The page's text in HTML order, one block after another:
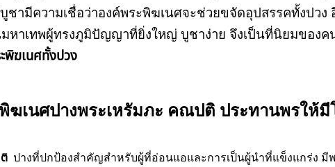
ามีความเชื่อว่าองค์พระพิฆเนศจะช่วยขจัดอุปสรรคทั้งปวง
มหาเทพผู้ทรงภูมิปัญญาที่ยิ่งใหญ่ บูชาง่าย จึงเป็นที่นิยมของ
พิฆเนศทั้งปวง
ฆเนศปางพระเหรัมภะ คณปติ ประทานพรให้
ปางที่ปกป้องสำคัญสำหรับผู้ที่อ่อนแอและการเป็นผู้นำที่แข็งแกร่ง มี